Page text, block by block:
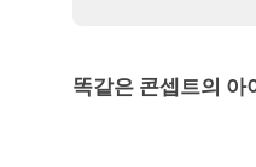
똑같은 콘셉트의 아